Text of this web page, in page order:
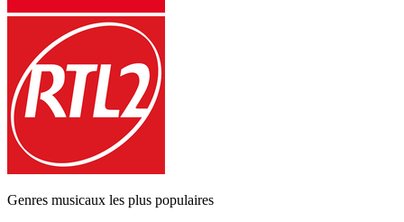
Genres musicaux les plus populaires